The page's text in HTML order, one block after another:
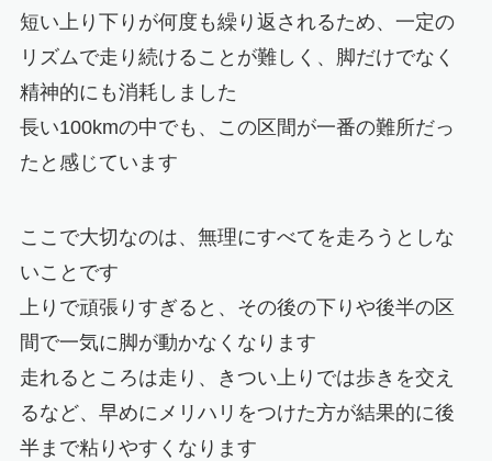
短い上り下りが何度も繰り返されるため、一定の
リズムで走り続けることが難しく、脚だけでなく
精神的にも消耗しました
長い100kmの中でも、この区間が一番の難所だっ
たと感じています
ここで大切なのは、無理にすべてを走ろうとしな
いことです
上りで頑張りすぎると、その後の下りや後半の区
間で一気に脚が動かなくなります
走れるところは走り、きつい上りでは歩きを交え
るなど、早めにメリハリをつけた方が結果的に後
半まで粘りやすくなります